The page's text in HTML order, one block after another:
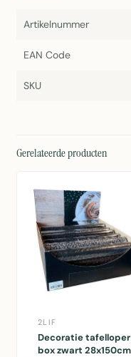
Artikelnummer
EAN Code
SKU
Gerelateerde producten
2LIF
Decoratie tafelloper
box zwart 28x150cm